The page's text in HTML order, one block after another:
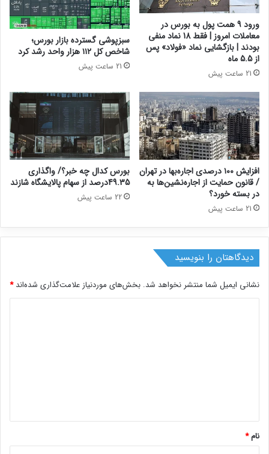
ورود 9 همت پول به بورس در
معاملات امروز | فقط 18 نماد منفی
بودند | بازگشایی نماد «فولاد» پس
از 5.5 ماه
21 ساعت پیش
سبزپوشی گسترده بازار بورس؛
شاخص کل ۱۱۲ هزار واحد رشد کرد
21 ساعت پیش
افزایش ۱۰۰ درصدی اجاره‌بها در تهران
/ قانون حمایت از اجاره‌نشین‌ها به
در بسته خورد؟
21 ساعت پیش
بورس کدال چه خبر؟/ واگذاری
49.35درصد از سهام پالایشگاه شازند
22 ساعت پیش
دیدگاهتان را بنویسید
نشانی ایمیل شما منتشر نخواهد شد. بخش‌های موردنیاز علامت‌گذاری شده‌اند*
نام*